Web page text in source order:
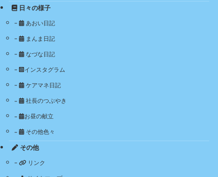
日々の様子
あおい日記
まんま日記
なづな日記
インスタグラム
ケアマネ日記
社長のつぶやき
お昼の献立
その他色々
その他
リンク